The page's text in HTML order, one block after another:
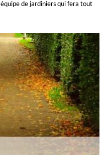
de jardiniers qui fera tout